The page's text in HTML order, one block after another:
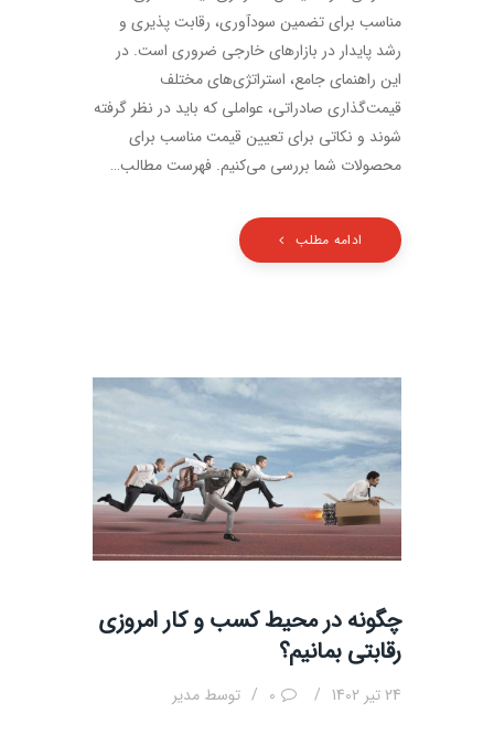
مناسب برای تضمین سودآوری، رقابت پذیری و
رشد پایدار در بازارهای خارجی ضروری است. در
این راهنمای جامع، استراتژی‌های مختلف
قیمت‌گذاری صادراتی، عواملی که باید در نظر گرفته
شوند و نکاتی برای تعیین قیمت مناسب برای
محصولات شما بررسی می‌کنیم. فهرست مطالب…
ادامه مطلب
چگونه در محیط کسب و کار امروزی
رقابتی بمانیم؟
24 تیر 1402 0 توسط مدیر